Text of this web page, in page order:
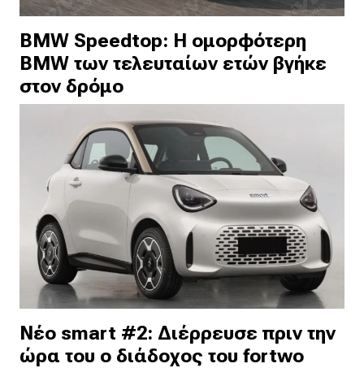
BMW Speedtop: Η ομορφότερη
BMW των τελευταίων ετών βγήκε
στον δρόμο
Νέο smart #2: Διέρρευσε πριν την
ώρα του ο διάδοχος του fortwo